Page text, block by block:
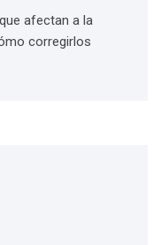
afectan a la
corregirlos